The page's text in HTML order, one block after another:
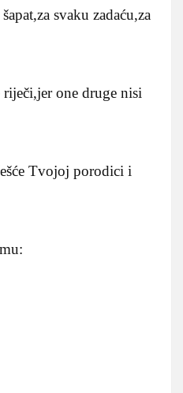
svaku zadaću,za
one druge nisi
Tvojoj porodici i